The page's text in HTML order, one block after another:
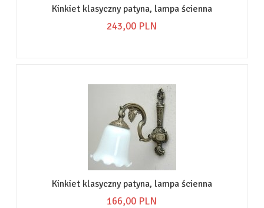
Kinkiet klasyczny patyna, lampa ścienna
243,00 PLN
Kinkiet klasyczny patyna, lampa ścienna
166,00 PLN